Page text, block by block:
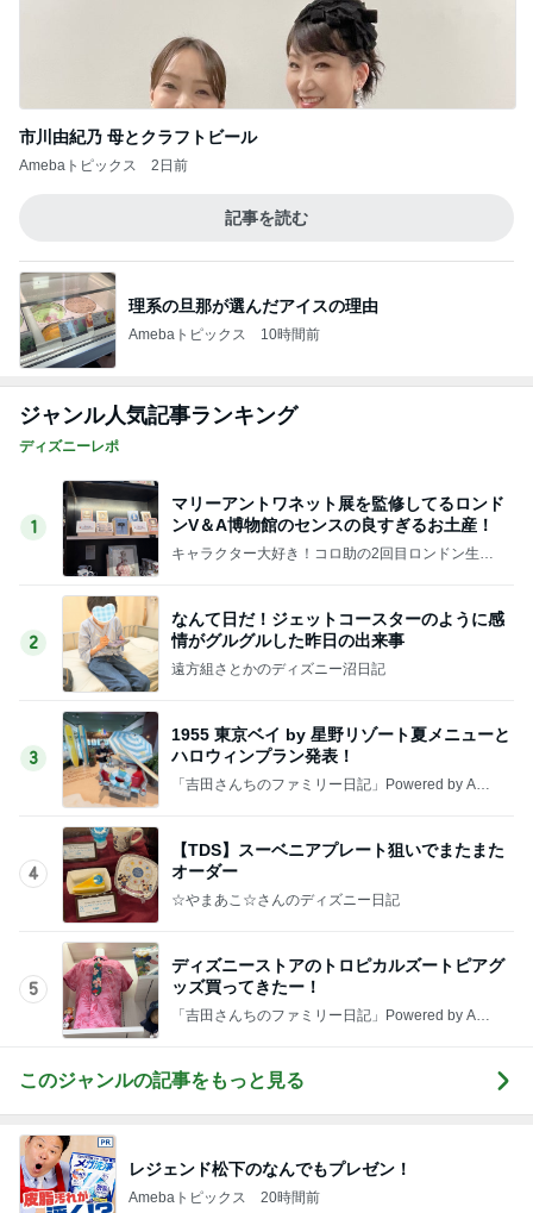
市川由紀乃 母とクラフトビール
Amebaトピックス 2日前
記事を読む
理系の旦那が選んだアイスの理由
Amebaトピックス 10時間前
ジャンル人気記事ランキング
ディズニーレポ
1
マリーアントワネット展を監修してるロンド
ンV＆A博物館のセンスの良すぎるお土産！
キャラクター大好き！コロ助の2回目ロンドン生活
2
なんて日だ！ジェットコースターのように感
情がグルグルした昨日の出来事
遠方組さとかのディズニー沼日記
3
1955 東京ベイ by 星野リゾート夏メニューと
ハロウィンプラン発表！
「吉田さんちのファミリー日記」Powered by Ame
4
【TDS】スーベニアプレート狙いでまたまた
オーダー
☆やまあこ☆さんのディズニー日記
5
ディズニーストアのトロピカルズートピアグ
ッズ買ってきたー！
「吉田さんちのファミリー日記」Powered by Ame
このジャンルの記事をもっと見る
レジェンド松下のなんでもプレゼン！
Amebaトピックス 20時間前